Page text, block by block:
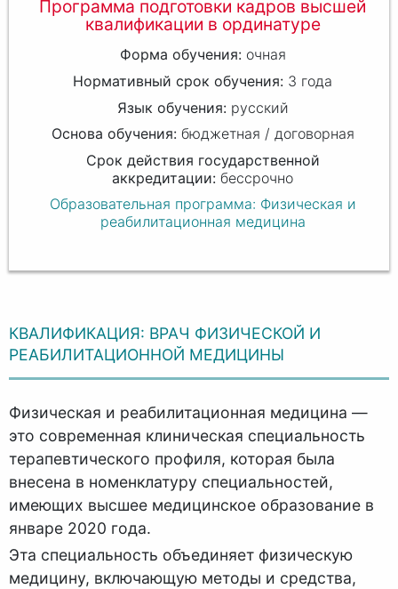
Программа подготовки кадров высшей
квалификации в ординатуре
очная
3 года
русский
бюджетная / договорная
бессрочно
Образовательная программа: Физическая и
реабилитационная медицина
КВАЛИФИКАЦИЯ: ВРАЧ ФИЗИЧЕСКОЙ И
РЕАБИЛИТАЦИОННОЙ МЕДИЦИНЫ
Физическая и реабилитационная медицина —
это современная клиническая специальность
терапевтического профиля, которая была
внесена в номенклатуру специальностей,
имеющих высшее медицинское образование в
январе 2020 года.
Эта специальность объединяет физическую
медицину, включающую методы и средства,